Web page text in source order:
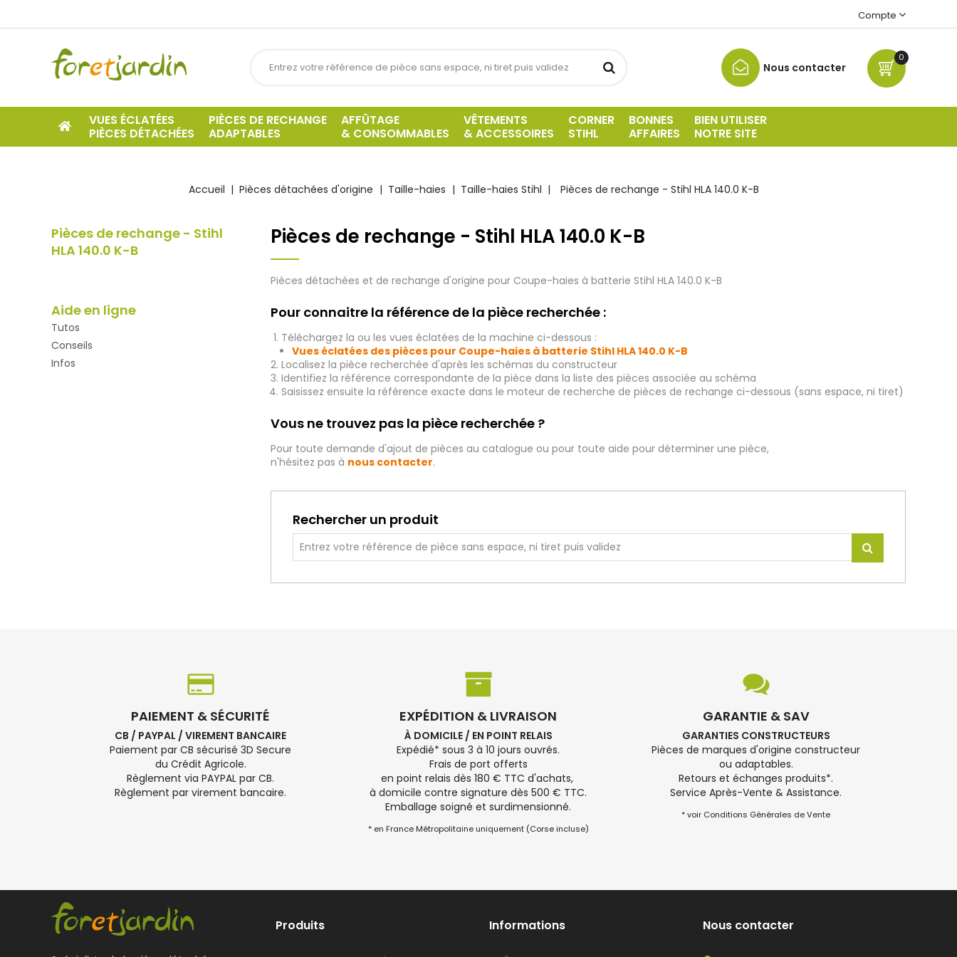
Compte
0
Nous contacter
VUES ÉCLATÉES
PIÈCES DÉTACHÉES
PIÈCES DE RECHANGE
ADAPTABLES
AFFÛTAGE
& CONSOMMABLES
VÊTEMENTS
& ACCESSOIRES
CORNER
STIHL
BONNES
AFFAIRES
BIEN UTILISER
NOTRE SITE
Accueil Pièces détachées d'origine Taille-haies Taille-haies Stihl Pièces de rechange - Stihl HLA 140.0 K-B
Pièces de rechange - Stihl
HLA 140.0 K-B
Aide en ligne
Tutos
Conseils
Infos
Pièces de rechange - Stihl HLA 140.0 K-B
Pièces détachées et de rechange d'origine pour Coupe-haies à batterie Stihl HLA 140.0 K-B
Pour connaitre la référence de la pièce recherchée :
Téléchargez la ou les vues éclatées de la machine ci-dessous :
Vues éclatées des pièces pour Coupe-haies à batterie Stihl HLA 140.0 K-B
Localisez la pièce recherchée d'après les schémas du constructeur
Identifiez la référence correspondante de la pièce dans la liste des pièces associée au schéma
Saisissez ensuite la référence exacte dans le moteur de recherche de pièces de rechange ci-dessous (sans espace, ni tiret)
Vous ne trouvez pas la pièce recherchée ?
Pour toute demande d'ajout de pièces au catalogue ou pour toute aide pour déterminer une pièce,
n'hésitez pas à nous contacter.
Rechercher un produit
PAIEMENT & SÉCURITÉ
CB / PAYPAL / VIREMENT BANCAIRE
Paiement par CB sécurisé 3D Secure
du Crédit Agricole.
Règlement via PAYPAL par CB.
Règlement par virement bancaire.
EXPÉDITION & LIVRAISON
À DOMICILE / EN POINT RELAIS
Expédié* sous 3 à 10 jours ouvrés.
Frais de port offerts
en point relais dès 180 € TTC d'achats,
à domicile contre signature dès 500 € TTC.
Emballage soigné et surdimensionné.
* en France Métropolitaine uniquement (Corse incluse)
GARANTIE & SAV
GARANTIES CONSTRUCTEURS
Pièces de marques d'origine constructeur
ou adaptables.
Retours et échanges produits*.
Service Après-Vente & Assistance.
* voir Conditions Générales de Vente
Produits Informations Nous contacter